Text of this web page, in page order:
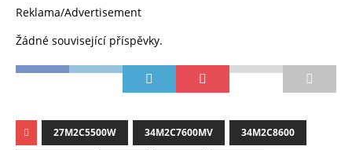
Reklama/Advertisement
Žádné související příspěvky.
27M2C5500W 34M2C7600MV 34M2C8600